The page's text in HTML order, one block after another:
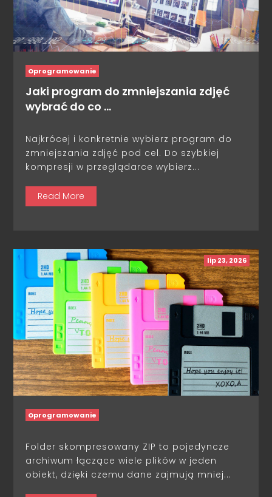
Oprogramowanie
Jaki program do zmniejszania zdjęć
wybrać do co …
Najkrócej i konkretnie wybierz program do
zmniejszania zdjęć pod cel. Do szybkiej
kompresji w przeglądarce wybierz...
Read More
lip 23, 2026
Oprogramowanie
Folder skompresowany ZIP to pojedyncze
archiwum łączące wiele plików w jeden
obiekt, dzięki czemu dane zajmują mniej...